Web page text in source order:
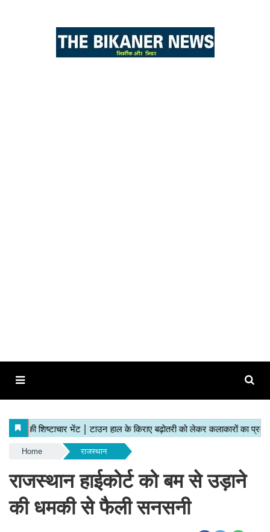
Home राजस्थान
राजस्थान हाईकोर्ट को बम से उड़ाने
की धमकी से फैली सनसनी